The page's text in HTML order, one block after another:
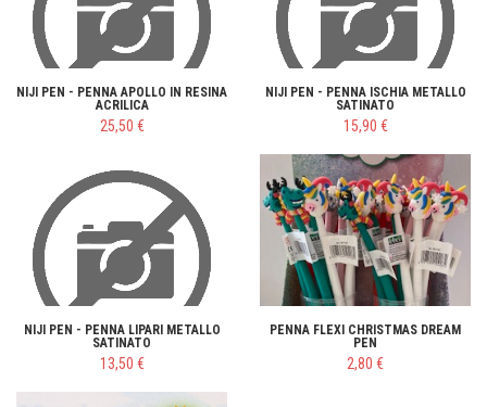
NIJI PEN - PENNA APOLLO IN RESINA
ACRILICA
25,50 €
NIJI PEN - PENNA ISCHIA METALLO
SATINATO
15,90 €
NIJI PEN - PENNA LIPARI METALLO
SATINATO
13,50 €
PENNA FLEXI CHRISTMAS DREAM
PEN
2,80 €